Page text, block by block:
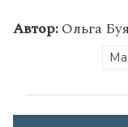
Автор:Ольга